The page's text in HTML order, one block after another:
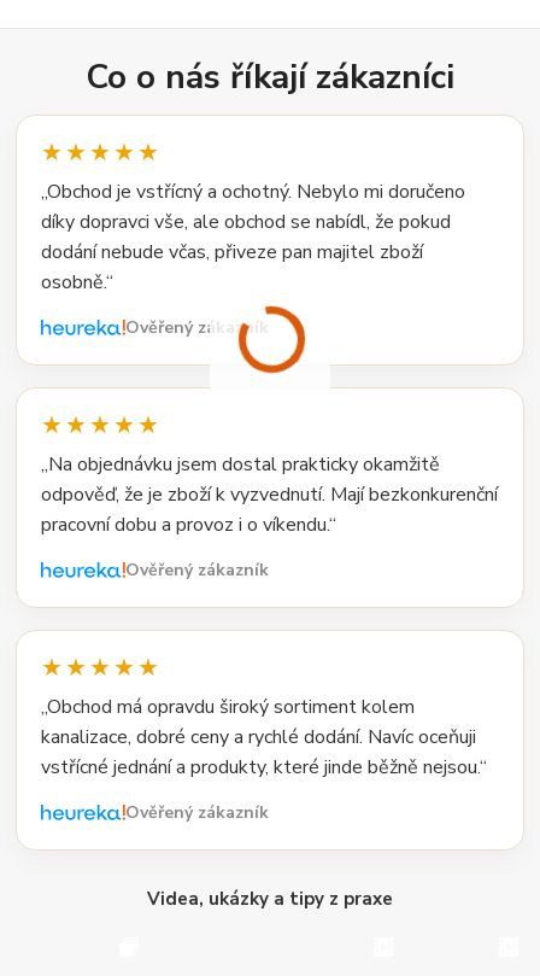
Co o nás říkají zákazníci
★★★★★
„Obchod je vstřícný a ochotný. Nebylo mi doručeno
díky dopravci vše, ale obchod se nabídl, že pokud
dodání nebude včas, přiveze pan majitel zboží
osobně.“
Ověřený zákazník
★★★★★
„Na objednávku jsem dostal prakticky okamžitě
odpověď, že je zboží k vyzvednutí. Mají bezkonkurenční
pracovní dobu a provoz i o víkendu.“
Ověřený zákazník
★★★★★
„Obchod má opravdu široký sortiment kolem
kanalizace, dobré ceny a rychlé dodání. Navíc oceňuji
vstřícné jednání a produkty, které jinde běžně nejsou.“
Ověřený zákazník
Videa, ukázky a tipy z praxe